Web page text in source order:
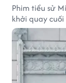
Phim tiểu sử
khởi quay